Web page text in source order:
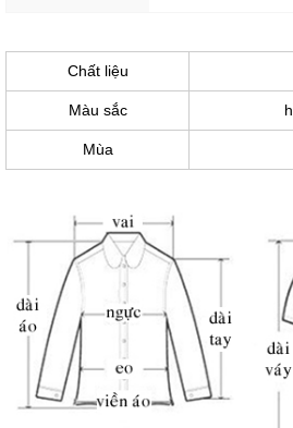
Chất liệu
Màu sắc
Mùa